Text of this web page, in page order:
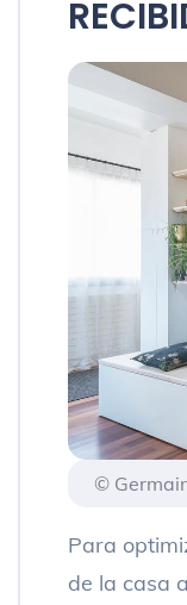
©
Para
de la casa